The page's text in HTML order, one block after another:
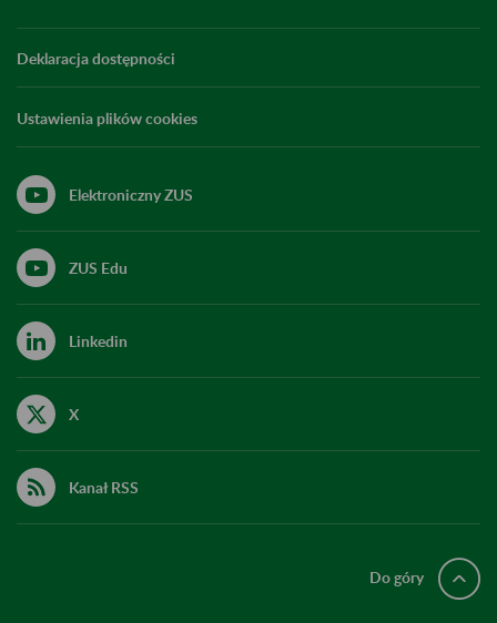
Deklaracja dostępności
Ustawienia plików cookies
Elektroniczny ZUS
ZUS Edu
Linkedin
X
Kanał RSS
Do góry